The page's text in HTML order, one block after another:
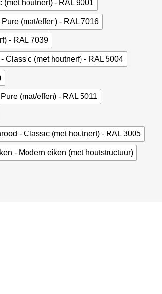
(met houtnerf) - RAL 9001
Pure (mat/effen) - RAL 7016
- RAL 7039
Classic (met houtnerf) - RAL 5004
(mat/effen) - RAL 5011
- Classic (met houtnerf) - RAL 3005
- Modern eiken (met houtstructuur)